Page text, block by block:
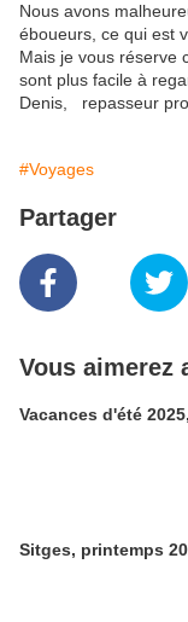
Nous avons
éboueurs, ce qui est
Mais je vous réserve
sont plus facile à
Denis, repasseur
#Voyages
Partager
Vous aimerez
Vacances d'été
Sitges, printemps